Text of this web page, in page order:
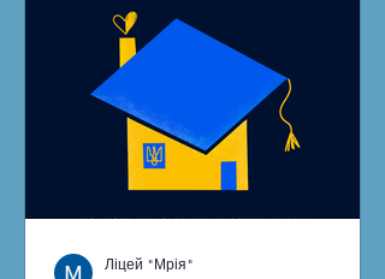
Ліцей "Мрія"